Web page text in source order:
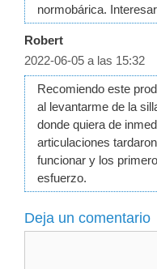
normobárica.
Robert
2022-06-05 a las 15:32
Recomiendo este
al levantarme de la
donde quiera de
articulaciones
funcionar y los
esfuerzo.
Deja un comentario